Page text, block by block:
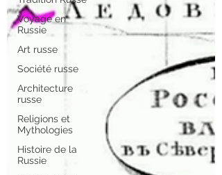
Voyage en
Russie
Art russe
Société russe
Architecture
russe
Religions et
Mythologies
Histoire de la
Russie